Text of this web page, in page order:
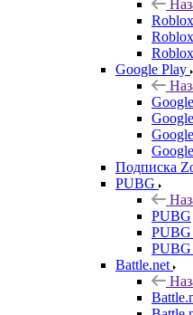
Roblox
Google Play
Подписка
PUBG
PUBG
Battle.net